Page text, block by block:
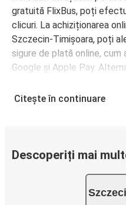
gratuită FlixBus, poți
clicuri. La achiziționarea
Szczecin-Timișoara, poți
sigure de plată online,
Google și Apple Pay.
Citește în continuare
Descoperiți mai